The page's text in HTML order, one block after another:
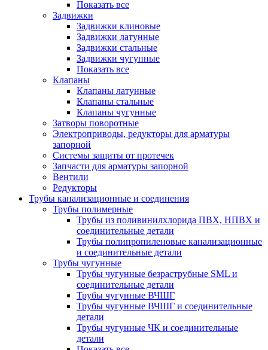
Показать все
Задвижки
Задвижки клиновые
Задвижки латунные
Задвижки стальные
Задвижки чугунные
Показать все
Клапаны
Клапаны латунные
Клапаны стальные
Клапаны чугунные
Затворы поворотные
Электроприводы, редукторы для арматуры
запорной
Системы защиты от протечек
Запчасти для арматуры запорной
Вентили
Редукторы
Трубы канализационные и соединения
Трубы полимерные
Трубы из поливинилхлорида ПВХ, НПВХ и
соединительные детали
Трубы полипропиленовые канализационные
и соединительные детали
Трубы чугунные
Трубы чугунные безраструбные SML и
соединительные детали
Трубы чугунные ВЧШГ
Трубы чугунные ВЧШГ и соединительные
детали
Трубы чугунные ЧК и соединительные
детали